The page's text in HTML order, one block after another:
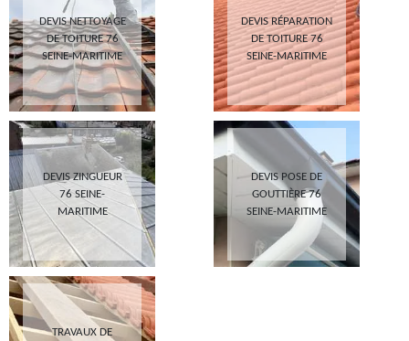
DEVIS NETTOYAGE
DE TOITURE 76
SEINE-MARITIME
DEVIS RÉPARATION
DE TOITURE 76
SEINE-MARITIME
DEVIS ZINGUEUR
76 SEINE-
MARITIME
DEVIS POSE DE
GOUTTIÈRE 76
SEINE-MARITIME
TRAVAUX DE